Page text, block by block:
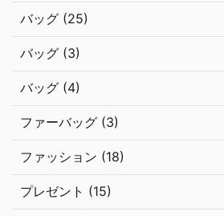
バッグ (25)
バッグ (3)
バッグ (4)
ファーバッグ (3)
ファッション (18)
プレゼント (15)